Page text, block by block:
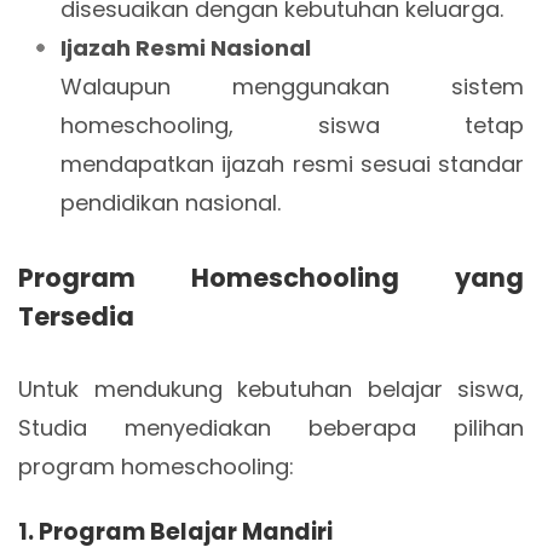
disesuaikan dengan kebutuhan keluarga.
Ijazah Resmi Nasional
Walaupun menggunakan sistem
homeschooling, siswa tetap
mendapatkan ijazah resmi sesuai standar
pendidikan nasional.
Program Homeschooling yang
Tersedia
Untuk mendukung kebutuhan belajar siswa,
Studia menyediakan beberapa pilihan
program homeschooling:
1. Program Belajar Mandiri